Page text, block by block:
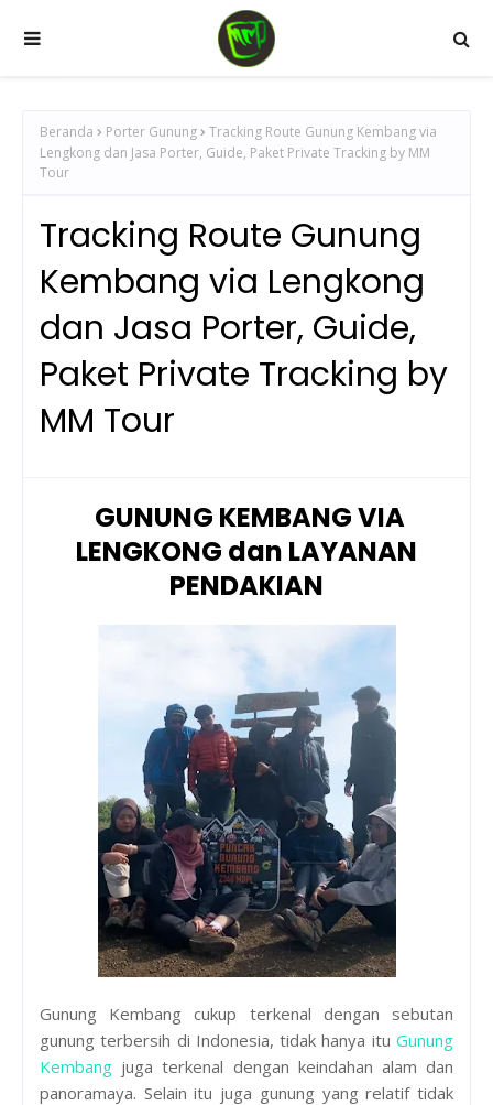
Beranda Porter Gunung
Tracking Route Gunung Kembang via
Lengkong dan Jasa Porter, Guide, Paket Private Tracking by MM
Tour
Tracking Route Gunung
Kembang via Lengkong
dan Jasa Porter, Guide,
Paket Private Tracking by
MM Tour
GUNUNG KEMBANG VIA
LENGKONG dan LAYANAN
PENDAKIAN
Gunung Kembang cukup terkenal dengan sebutan
gunung terbersih di Indonesia, tidak hanya itu Gunung
Kembang juga terkenal dengan keindahan alam dan
panoramaya. Selain itu juga gunung yang relatif tidak